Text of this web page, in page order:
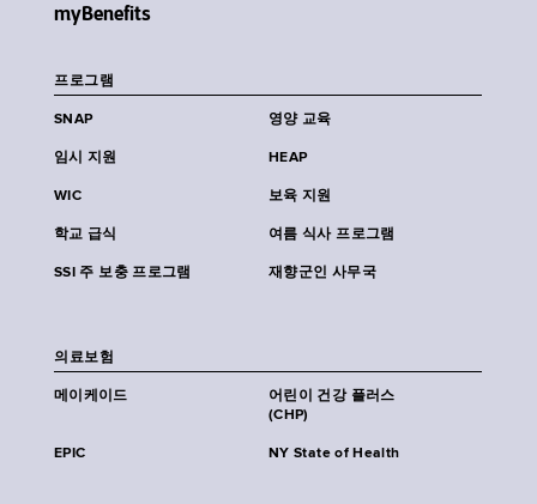
myBenefits
프로그램
SNAP 영양 교육
임시 지원 HEAP
WIC 보육 지원
학교 급식 여름 식사 프로그램
SSI 주 보충 프로그램 재향군인 사무국
의료보험
메이케이드
어린이 건강 플러스
(CHP)
EPIC NY State of Health